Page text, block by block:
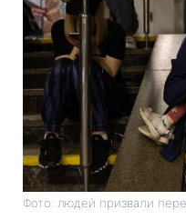
Фото: людей призвали